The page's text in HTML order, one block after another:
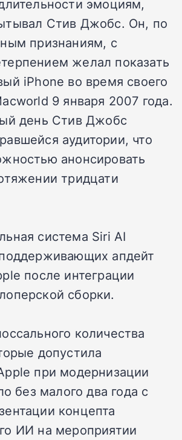
эмоциям,
Стив Джобс. Он, по
признаниям, с
желал показать
iPhone во время своего
9 января 2007 года.
день Стив Джобс
аудитории, что
анонсировать
тридцати
система Siri AI
апдейт
после интеграции
сборки.
количества
допустила
при модернизации
без малого два года с
концепта
ИИ на мероприятии